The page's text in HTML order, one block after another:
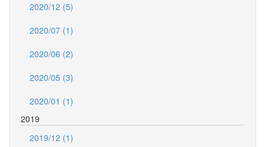
2020/12 (5)
2020/07 (1)
2020/06 (2)
2020/05 (3)
2020/01 (1)
2019
2019/12 (1)